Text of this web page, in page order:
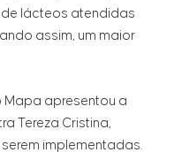
de lácteos atendidas
assim, um maior
Mapa apresentou a
Tereza Cristina,
implementadas.